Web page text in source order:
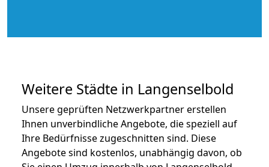
Weitere Städte in Langenselbold
Unsere geprüften Netzwerkpartner erstellen
Ihnen unverbindliche Angebote, die speziell auf
Ihre Bedürfnisse zugeschnitten sind. Diese
Angebote sind kostenlos, unabhängig davon, ob